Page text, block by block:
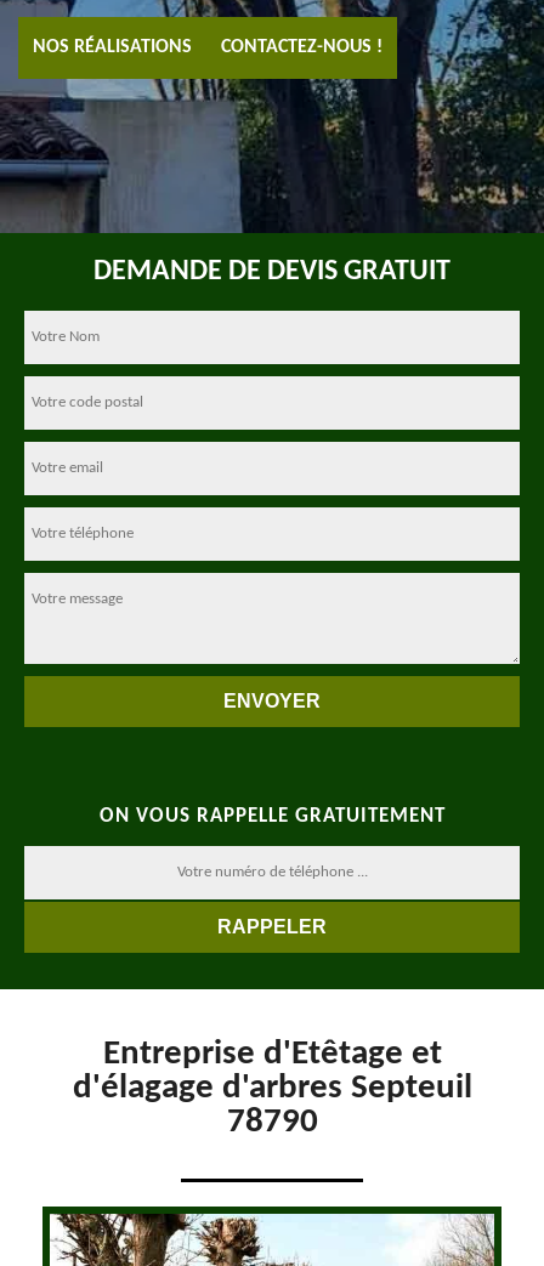
NOS RÉALISATIONS CONTACTEZ-NOUS !
DEMANDE DE DEVIS GRATUIT
ON VOUS RAPPELLE GRATUITEMENT
Entreprise d'Etêtage et
d'élagage d'arbres Septeuil
78790